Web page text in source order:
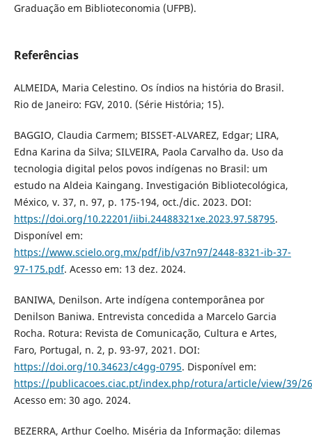
Graduação em Biblioteconomia (UFPB).
Referências
ALMEIDA, Maria Celestino. Os índios na história do Brasil.
Rio de Janeiro: FGV, 2010. (Série História; 15).
BAGGIO, Claudia Carmem; BISSET-ALVAREZ, Edgar; LIRA,
Edna Karina da Silva; SILVEIRA, Paola Carvalho da. Uso da
tecnologia digital pelos povos indígenas no Brasil: um
estudo na Aldeia Kaingang. Investigación Bibliotecológica,
México, v. 37, n. 97, p. 175-194, oct./dic. 2023. DOI:
https://doi.org/10.22201/iibi.24488321xe.2023.97.58795.
Disponível em:
https://www.scielo.org.mx/pdf/ib/v37n97/2448-8321-ib-37-
97-175.pdf. Acesso em: 13 dez. 2024.
BANIWA, Denilson. Arte indígena contemporânea por
Denilson Baniwa. Entrevista concedida a Marcelo Garcia
Rocha. Rotura: Revista de Comunicação, Cultura e Artes,
Faro, Portugal, n. 2, p. 93-97, 2021. DOI:
https://doi.org/10.34623/c4gg-0795. Disponível em:
https://publicacoes.ciac.pt/index.php/rotura/article/view/39/26
Acesso em: 30 ago. 2024.
BEZERRA, Arthur Coelho. Miséria da Informação: dilemas